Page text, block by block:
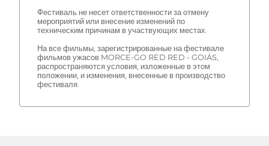
Фестиваль не несет ответственности за отмену
мероприятий или внесение изменений по
техническим причинам в участвующих местах.
На все фильмы, зарегистрированные на фестивале
фильмов ужасов MORCE-GO RED RED - GOIÁS,
распространяются условия, изложенные в этом
положении, и изменения, внесенные в производство
фестиваля.